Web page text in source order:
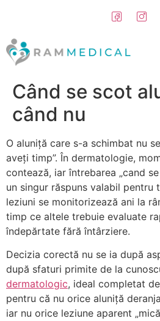
Când se scot
când nu
O aluniță care s-a schimbat nu
aveți timp”. În dermatologie,
contează, iar întrebarea „cand
un singur răspuns valabil pentru
leziuni se monitorizează ani la
timp ce altele trebuie evaluate
îndepărtate fără întârziere.
Decizia corectă nu se ia după
după sfaturi primite de la
dermatologic, ideal completat
pentru că nu orice aluniță
iar nu orice leziune aparent